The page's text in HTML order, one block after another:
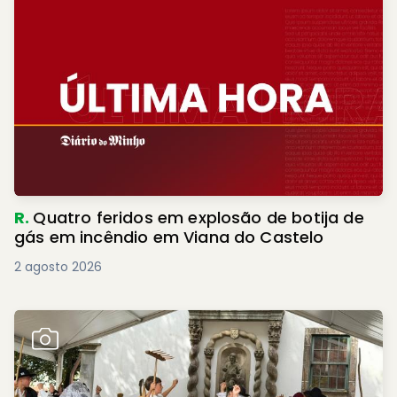
R. Quatro feridos em explosão de botija de
gás em incêndio em Viana do Castelo
2 agosto 2026